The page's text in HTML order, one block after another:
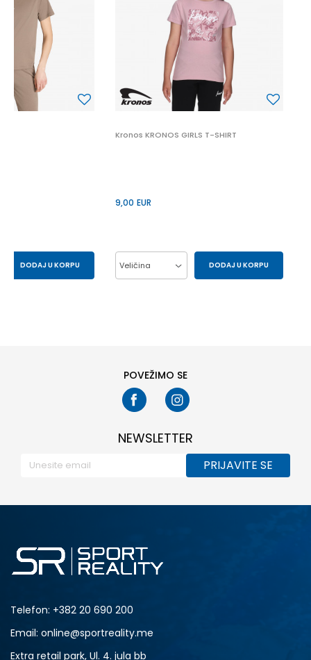
DODAJ U KORPU
Kronos KRONOS GIRLS T-SHIRT
9,00 EUR
Veličina DODAJ U KORPU
POVEŽIMO SE
NEWSLETTER
PRIJAVITE SE
Telefon: +382 20 690 200
Email: online@sportreality.me
Extra retail park, Ul. 4. jula bb